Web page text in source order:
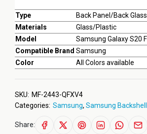
Type
Back Panel/Back Glass
Materials
Glass/Plastic
Model
Samsung Galaxy S20
Compatible Brand Samsung
Color
All Colors available
SKU: MF-2443-QFXV4
Categories: Samsung, Samsung Backshell
Share: